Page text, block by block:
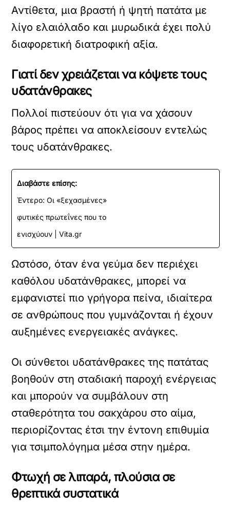
Αντίθετα, μια βραστή ή ψητή πατάτα με
λίγο ελαιόλαδο και μυρωδικά έχει πολύ
διαφορετική διατροφική αξία.
Γιατί δεν χρειάζεται να κόψετε τους
υδατάνθρακες
Πολλοί πιστεύουν ότι για να χάσουν
βάρος πρέπει να αποκλείσουν εντελώς
τους υδατάνθρακες.
Διαβάστε επίσης:
Έντερο: Οι «ξεχασμένες»
φυτικές πρωτεΐνες που το
ενισχύουν | Vita.gr
Ωστόσο, όταν ένα γεύμα δεν περιέχει
καθόλου υδατάνθρακες, μπορεί να
εμφανιστεί πιο γρήγορα πείνα, ιδιαίτερα
σε ανθρώπους που γυμνάζονται ή έχουν
αυξημένες ενεργειακές ανάγκες.
Οι σύνθετοι υδατάνθρακες της πατάτας
βοηθούν στη σταδιακή παροχή ενέργειας
και μπορούν να συμβάλουν στη
σταθερότητα του σακχάρου στο αίμα,
περιορίζοντας έτσι την έντονη επιθυμία
για τσιμπολόγημα μέσα στην ημέρα.
Φτωχή σε λιπαρά, πλούσια σε
θρεπτικά συστατικά